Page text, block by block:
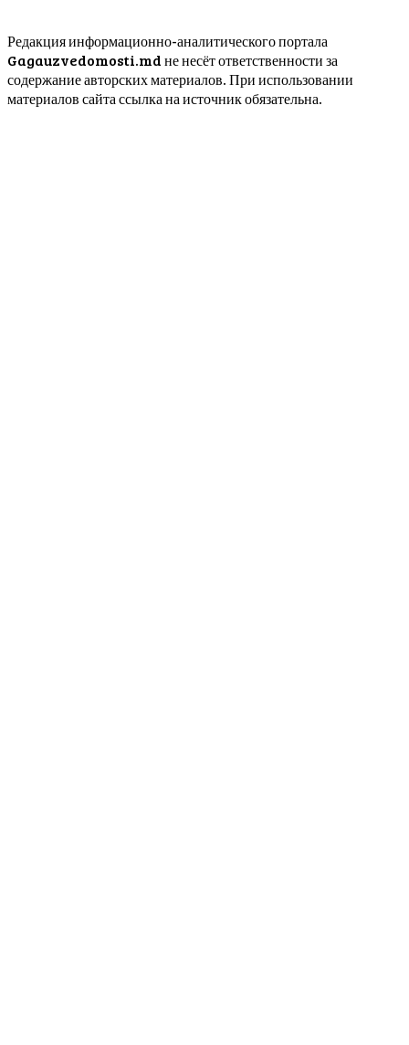
Редакция информационно-аналитического портала
Gagauzvedomosti.md не несёт ответственности за
содержание авторских материалов. При использовании
материалов сайта ссылка на источник обязательна.